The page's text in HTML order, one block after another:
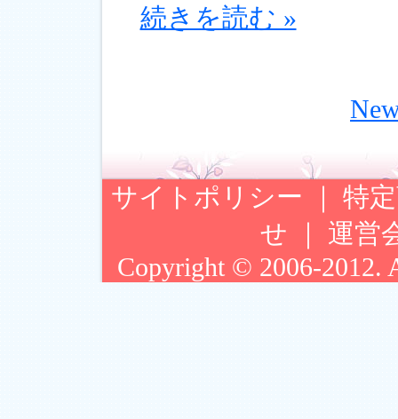
続きを読む »
サイトポリシー ｜ 特
せ ｜ 運営
Copyright © 2006-2012.